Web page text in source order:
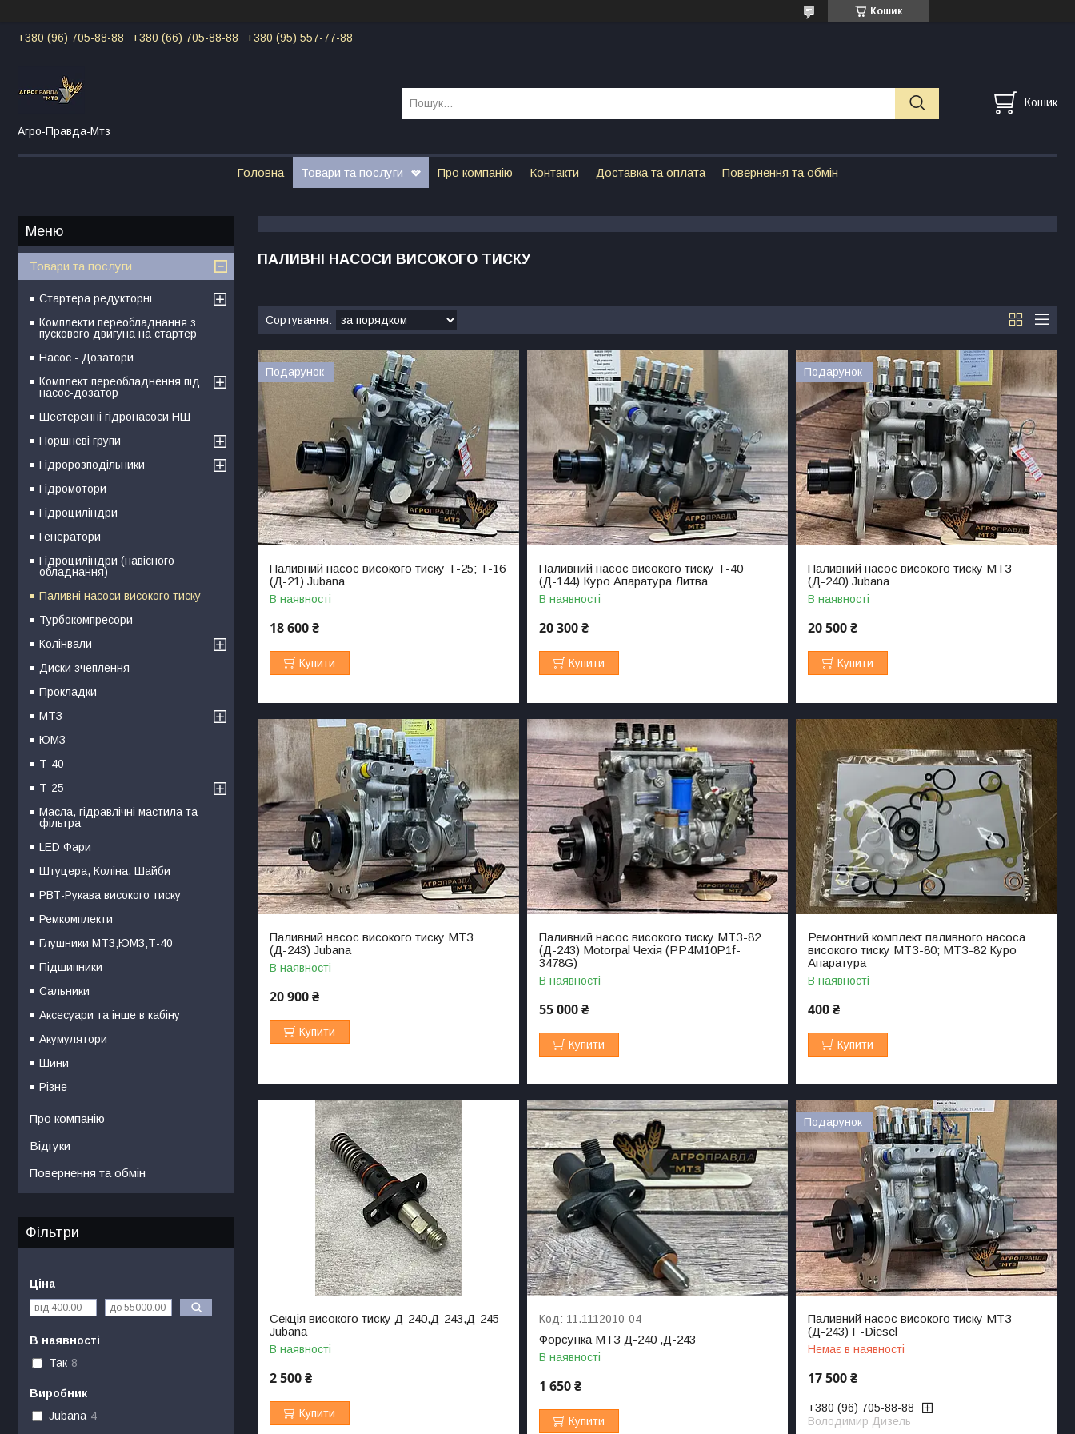
Кошик
+380 (96) 705-88-88 +380 (66) 705-88-88 +380 (95) 557-77-88
Агро-Правда-Мтз
Кошик
Головна Товари та послуги Про компанію Контакти Доставка та оплата Повернення та обмін
ПАЛИВНІ НАСОСИ ВИСОКОГО ТИСКУ
Подарунок
Паливний насос високого тиску Т-25; Т-16
(Д-21) Jubana
В наявності
18 600 ₴
Купити
Паливний насос високого тиску Т-40
(Д-144) Куро Апаратура Литва
В наявності
20 300 ₴
Купити
Подарунок
Паливний насос високого тиску МТЗ
(Д-240) Jubana
В наявності
20 500 ₴
Купити
Паливний насос високого тиску МТЗ
(Д-243) Jubana
В наявності
20 900 ₴
Купити
Паливний насос високого тиску МТЗ-82
(Д-243) Motorpal Чехія (PP4M10P1f-
3478G)
В наявності
55 000 ₴
Купити
Ремонтний комплект паливного насоса
високого тиску МТЗ-80; МТЗ-82 Куро
Апаратура
В наявності
400 ₴
Купити
Секція високого тиску Д-240,Д-243,Д-245
Jubana
В наявності
2 500 ₴
Купити
11.1112010-04
Форсунка МТЗ Д-240 ,Д-243
В наявності
1 650 ₴
Купити
Подарунок
Паливний насос високого тиску МТЗ
(Д-243) F-Diesel
Немає в наявності
17 500 ₴
+380 (96) 705-88-88
Володимир Дизель
Товари та послуги
Стартера редукторні
Комплекти переобладнання з
пускового двигуна на стартер
Насос - Дозатори
Комплект переобладнення під
насос-дозатор
Шестеренні гідронасоси НШ
Поршневі групи
Гідророзподільники
Гідромотори
Гідроциліндри
Генератори
Гідроциліндри (навісного
обладнання)
Паливні насоси високого тиску
Турбокомпресори
Колінвали
Диски зчеплення
Прокладки
МТЗ
ЮМЗ
Т-40
Т-25
Масла, гідравлічні мастила та
фільтра
LED Фари
Штуцера, Коліна, Шайби
РВТ-Рукава високого тиску
Ремкомплекти
Глушники МТЗ;ЮМЗ;Т-40
Підшипники
Сальники
Аксесуари та інше в кабіну
Акумулятори
Шини
Різне
Про компанію
Відгуки
Повернення та обмін
Фільтри
Ціна
В наявності
Так 8
Виробник
Jubana 4